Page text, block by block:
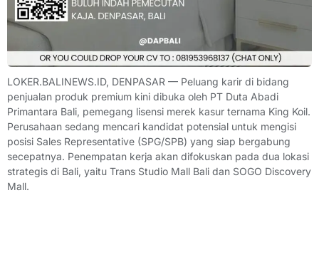
LOKER.BALINEWS.ID, DENPASAR — Peluang karir di bidang
penjualan produk premium kini dibuka oleh PT Duta Abadi
Primantara Bali, pemegang lisensi merek kasur ternama King Koil.
Perusahaan sedang mencari kandidat potensial untuk mengisi
posisi Sales Representative (SPG/SPB) yang siap bergabung
secepatnya. Penempatan kerja akan difokuskan pada dua lokasi
strategis di Bali, yaitu Trans Studio Mall Bali dan SOGO Discovery
Mall.